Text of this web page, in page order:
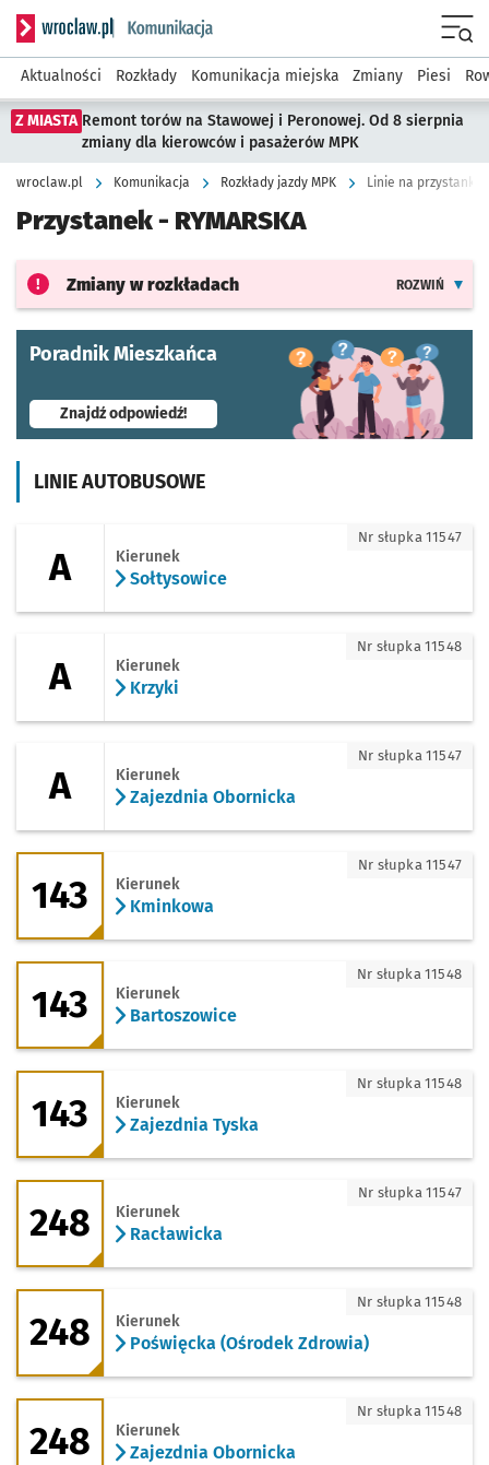
Serwis informacyjny wroclaw.pl podserwis: Komunikacja
Aktualności Rozkłady Komunikacja miejska Zmiany Piesi
Z MIASTA Remont torów na Stawowej i Peronowej. Od 8 sierpnia
zmiany dla kierowców i pasażerów MPK
wroclaw.pl Komunikacja Rozkłady jazdy MPK Linie na przystanku
Przystanek - RYMARSKA
Zmiany w rozkładach ROZWIŃ
Poradnik Mieszkańca
Znajdź odpowiedź!- otworzy się w nowej karcie
LINIE AUTOBUSOWE
A Kierunek
Sołtysowice
Nr słupka 11547
A Kierunek
Krzyki
Nr słupka 11548
A - kierunek Zajezdnia Obornicka
A Kierunek
Zajezdnia Obornicka
Nr słupka 11547
143 - kierunek Kminkowa
143 Kierunek
Kminkowa
Nr słupka 11547
143 - kierunek Bartoszowice
143 Kierunek
Bartoszowice
Nr słupka 11548
143 - kierunek Zajezdnia Tyska
143 Kierunek
Zajezdnia Tyska
Nr słupka 11548
248 - kierunek Racławicka
248 Kierunek
Racławicka
Nr słupka 11547
248 - kierunek Poświęcka (Ośrodek
248 Kierunek
Poświęcka (Ośrodek Zdrowia)
Nr słupka 11548
248 - kierunek Zajezdnia Obornicka
248 Kierunek
Zajezdnia Obornicka
Nr słupka 11548